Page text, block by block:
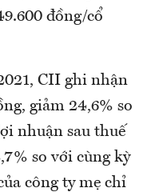
đồng/cổ
CII ghi nhận
giảm 24,6% so
nhuận sau thuế
so với cùng kỳ
công ty mẹ chỉ